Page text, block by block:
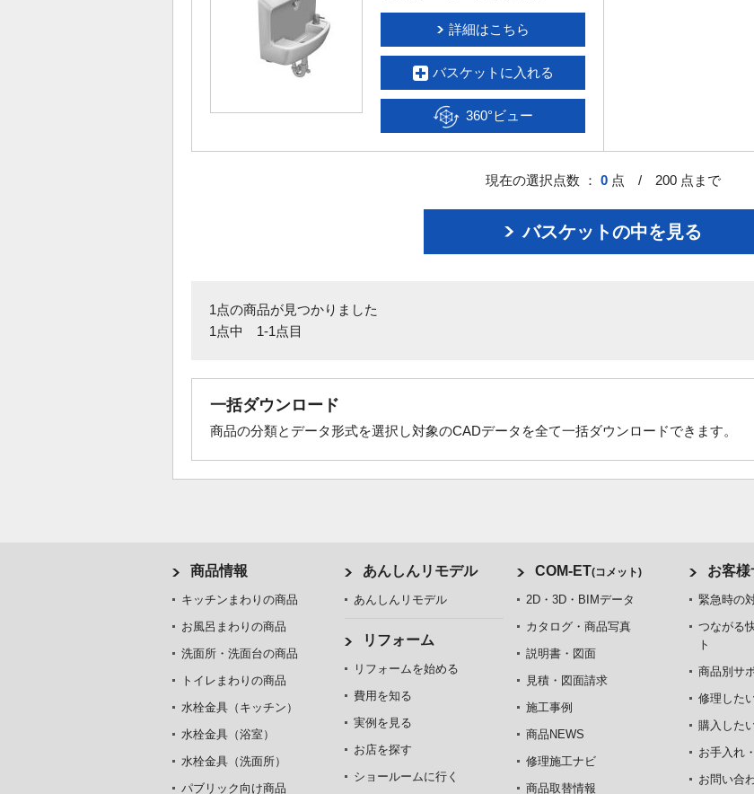
詳細はこちら
バスケットに入れる
360°ビュー
現在の選択点数 ： 0 点 / 200 点まで
バスケットの中を見る
1点の商品が見つかりました
1点中 1-1点目
一括ダウンロード
商品の分類とデータ形式を選択し対象のCADデータを全て一括ダウンロードできます。
商品情報
キッチンまわりの商品
お風呂まわりの商品
洗面所・洗面台の商品
トイレまわりの商品
水栓金具（キッチン）
水栓金具（浴室）
水栓金具（洗面所）
パブリック向け商品
あんしんリモデル
あんしんリモデル
リフォーム
リフォームを始める
費用を知る
実例を見る
お店を探す
ショールームに行く
COM-ET(コメット)
2D・3D・BIMデータ
カタログ・商品写真
説明書・図面
見積・図面請求
施工事例
商品NEWS
修理施工ナビ
商品取替情報
お客様
緊急時の
つながる
ト
商品別サ
修理した
購入した
お手入れ
お問い合